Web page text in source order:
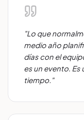
"Lo que
medio año
días con el
es un evento.
tiempo. "